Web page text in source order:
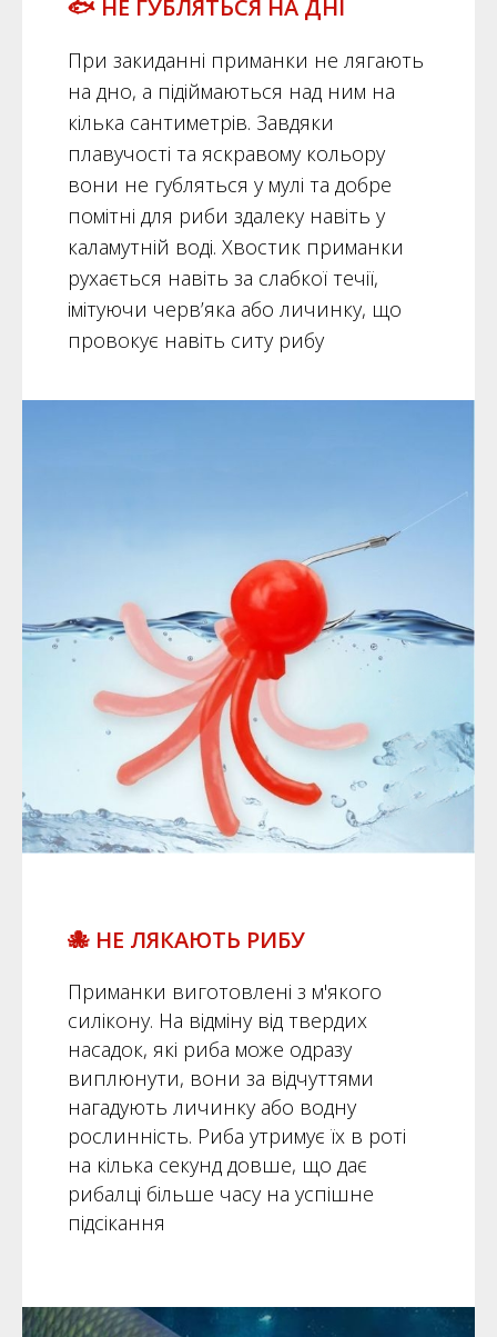
🐟 НЕ ГУБЛЯТЬСЯ НА ДНІ
При закиданні приманки не лягають
на дно, а підіймаються над ним на
кілька сантиметрів. Завдяки
плавучості та яскравому кольору
вони не губляться у мулі та добре
помітні для риби здалеку навіть у
каламутній воді. Хвостик приманки
рухається навіть за слабкої течії,
імітуючи черв’яка або личинку, що
провокує навіть ситу рибу
🐙 НЕ ЛЯКАЮТЬ РИБУ
Приманки виготовлені з м'якого
силікону. На відміну від твердих
насадок, які риба може одразу
виплюнути, вони за відчуттями
нагадують личинку або водну
рослинність. Риба утримує їх в роті
на кілька секунд довше, що дає
рибалці більше часу на успішне
підсікання